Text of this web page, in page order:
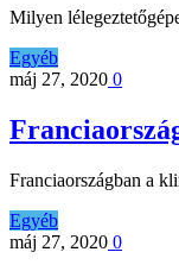
Milyen
Egyéb
máj 27, 2020 0
Franciaországban a
Egyéb
máj 27, 2020 0